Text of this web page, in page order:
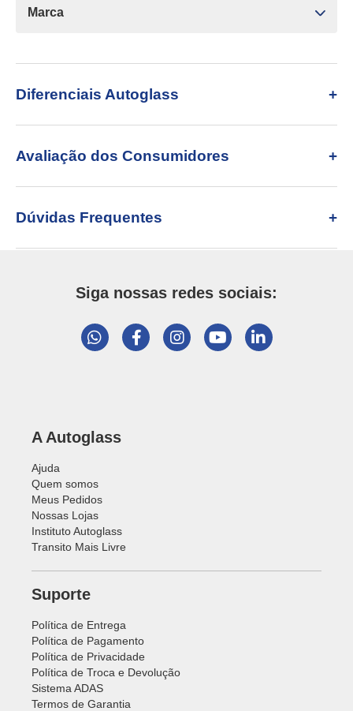
Marca
Diferenciais Autoglass
Avaliação dos Consumidores
Dúvidas Frequentes
Siga nossas redes sociais:
A Autoglass
Ajuda
Quem somos
Meus Pedidos
Nossas Lojas
Instituto Autoglass
Transito Mais Livre
Suporte
Política de Entrega
Política de Pagamento
Política de Privacidade
Política de Troca e Devolução
Sistema ADAS
Termos de Garantia